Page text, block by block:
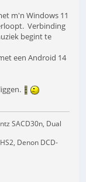
m'n Windows 11
Verbinding
begint te
een Android 14
SACD30n, Dual
Denon DCD-